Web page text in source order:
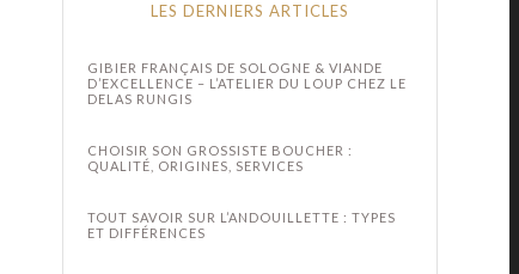
LES DERNIERS ARTICLES
GIBIER FRANÇAIS DE SOLOGNE & VIANDE
D’EXCELLENCE – L’ATELIER DU LOUP CHEZ LE
DELAS RUNGIS
CHOISIR SON GROSSISTE BOUCHER :
QUALITÉ, ORIGINES, SERVICES
TOUT SAVOIR SUR L’ANDOUILLETTE : TYPES
ET DIFFÉRENCES